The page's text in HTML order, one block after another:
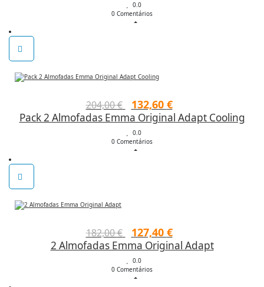
original
era:
0.0
0 Comentários
204,00€
O
preço
original
era:
132,60 €
preço
Pack 2 Almofadas Emma Original Adapt Cooling
0.0
0 Comentários
182,00€
O
preço
original
era:
127,40 €
preço
2 Almofadas Emma Original Adapt
0.0
0 Comentários